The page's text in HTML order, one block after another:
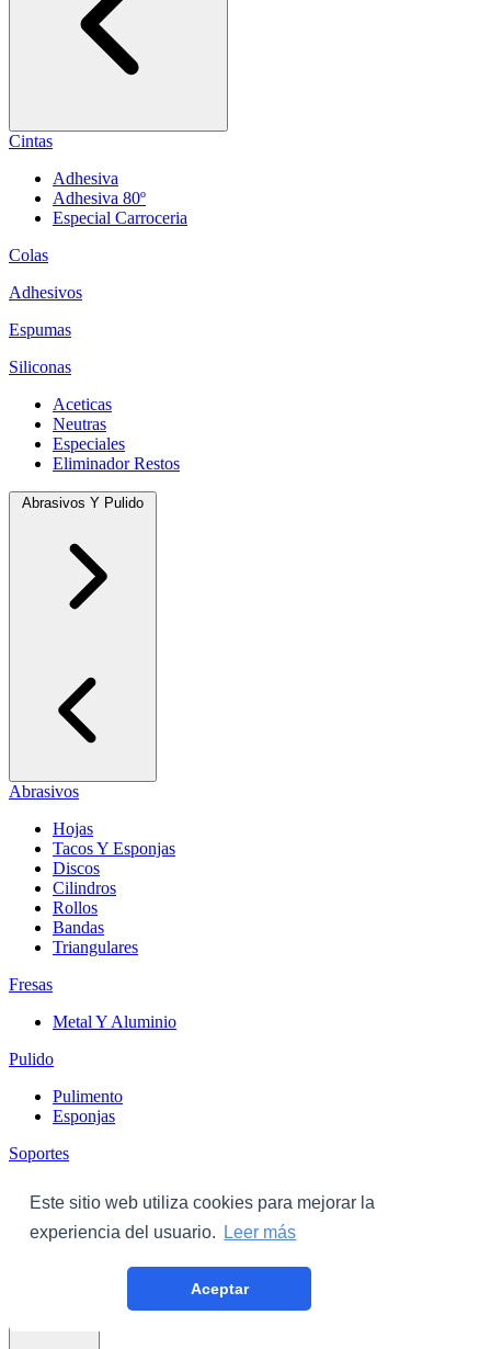
Este sitio web utiliza cookies para mejorar la
experiencia del usuario.
Leer más
Aceptar
Cintas
Adhesiva
Adhesiva 80º
Especial Carroceria
Colas
Adhesivos
Espumas
Siliconas
Aceticas
Neutras
Especiales
Eliminador Restos
Abrasivos Y Pulido
Abrasivos
Hojas
Tacos Y Esponjas
Discos
Cilindros
Rollos
Bandas
Triangulares
Fresas
Metal Y Aluminio
Pulido
Pulimento
Esponjas
Soportes
Triangulares